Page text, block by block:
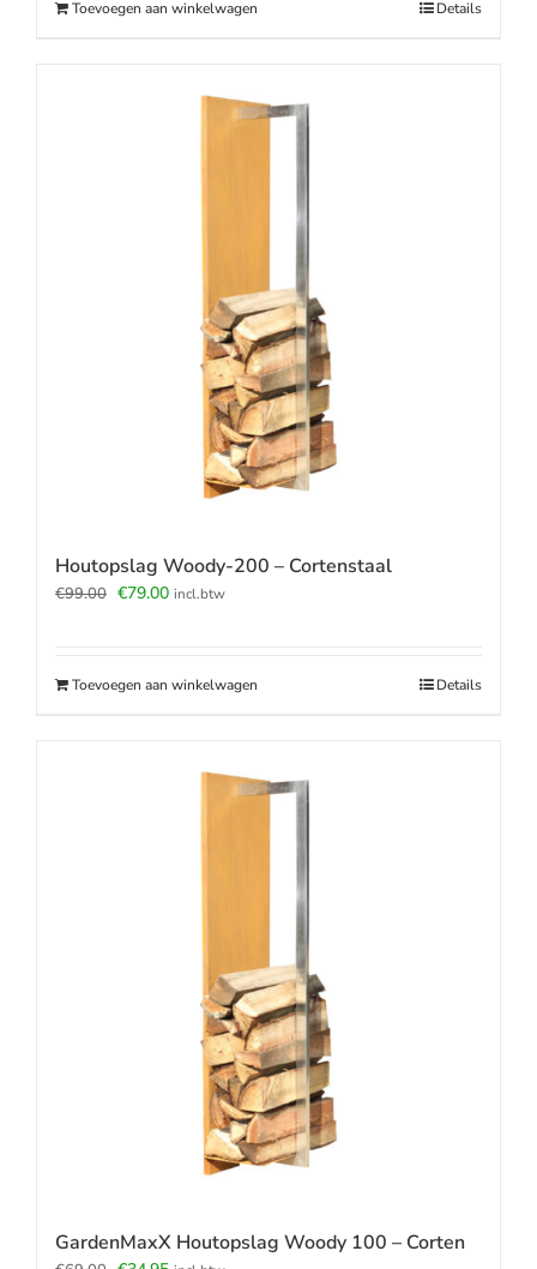
Toevoegen aan winkelwagen Details
Houtopslag Woody-200 – Cortenstaal
€99.00 Oorspronkelijke
€79.00Huidige
incl.btw
Toevoegen aan winkelwagen Details
GardenMaxX Houtopslag Woody 100 – Corten